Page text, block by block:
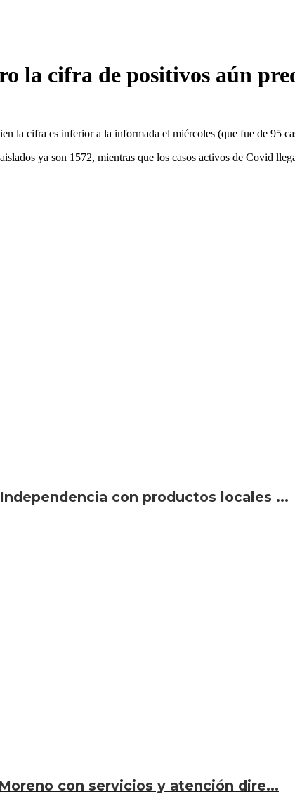
la cifra de positivos aún
la cifra es inferior a la informada el miércoles (que fue de 95
ya son 1572, mientras que los casos activos de Covid
con productos locales ...
con servicios y atención dire...